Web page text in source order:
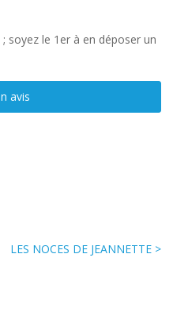
soyez le 1er à en déposer un
avis
LES NOCES DE JEANNETTE >